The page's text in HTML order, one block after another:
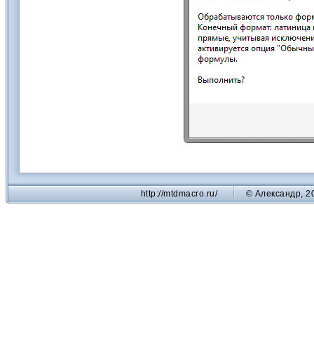
http://mtdmacro.ru/ © Александр,